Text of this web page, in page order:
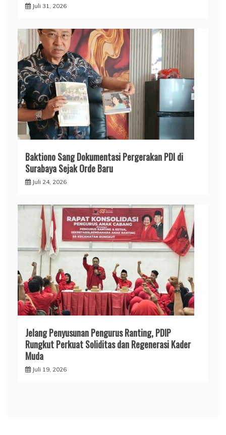
Juli 31, 2026
Baktiono Sang Dokumentasi Pergerakan PDI di
Surabaya Sejak Orde Baru
Juli 24, 2026
Jelang Penyusunan Pengurus Ranting, PDIP
Rungkut Perkuat Soliditas dan Regenerasi Kader
Muda
Juli 19, 2026